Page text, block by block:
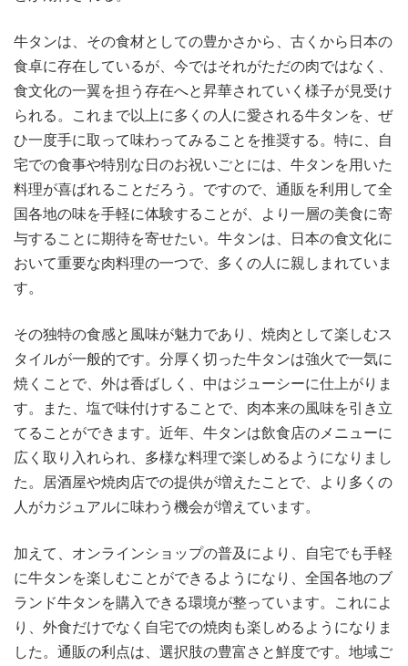
牛タンは、その食材としての豊かさから、古くから日本の
食卓に存在しているが、今ではそれがただの肉ではなく、
食文化の一翼を担う存在へと昇華されていく様子が見受け
られる。これまで以上に多くの人に愛される牛タンを、ぜ
ひ一度手に取って味わってみることを推奨する。特に、自
宅での食事や特別な日のお祝いごとには、牛タンを用いた
料理が喜ばれることだろう。ですので、通販を利用して全
国各地の味を手軽に体験することが、より一層の美食に寄
与することに期待を寄せたい。牛タンは、日本の食文化に
おいて重要な肉料理の一つで、多くの人に親しまれていま
す。
その独特の食感と風味が魅力であり、焼肉として楽しむス
タイルが一般的です。分厚く切った牛タンは強火で一気に
焼くことで、外は香ばしく、中はジューシーに仕上がりま
す。また、塩で味付けすることで、肉本来の風味を引き立
てることができます。近年、牛タンは飲食店のメニューに
広く取り入れられ、多様な料理で楽しめるようになりまし
た。居酒屋や焼肉店での提供が増えたことで、より多くの
人がカジュアルに味わう機会が増えています。
加えて、オンラインショップの普及により、自宅でも手軽
に牛タンを楽しむことができるようになり、全国各地のブ
ランド牛タンを購入できる環境が整っています。これによ
り、外食だけでなく自宅での焼肉も楽しめるようになりま
した。通販の利点は、選択肢の豊富さと鮮度です。地域ご